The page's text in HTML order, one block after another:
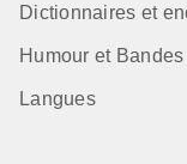
Dictionnaires et
Humour et
Langues